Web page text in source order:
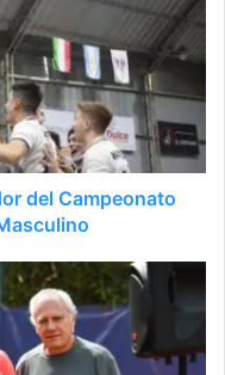
del Campeonato